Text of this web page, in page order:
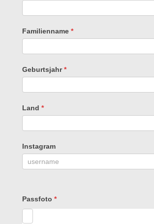
Familienname *
Geburtsjahr*
Land *
Instagram
Passfoto *